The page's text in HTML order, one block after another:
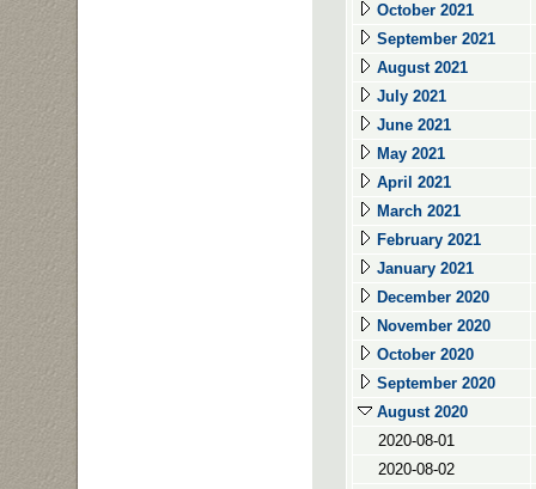
October 2021
September 2021
August 2021
July 2021
June 2021
May 2021
April 2021
March 2021
February 2021
January 2021
December 2020
November 2020
October 2020
September 2020
August 2020
2020-08-01
2020-08-02